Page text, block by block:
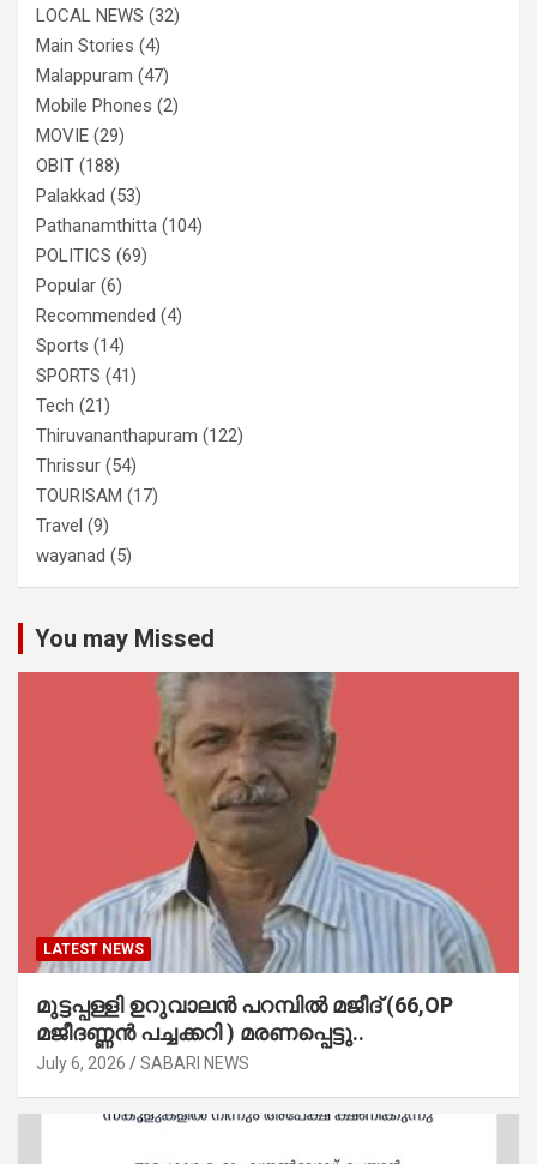
LOCAL NEWS (32)
Main Stories (4)
Malappuram (47)
Mobile Phones (2)
MOVIE (29)
OBIT (188)
Palakkad (53)
Pathanamthitta (104)
POLITICS (69)
Popular (6)
Recommended (4)
Sports (14)
SPORTS (41)
Tech (21)
Thiruvananthapuram (122)
Thrissur (54)
TOURISAM (17)
Travel (9)
wayanad (5)
You may Missed
LATEST NEWS
മുട്ടപ്പള്ളി ഉറുവാലൻ പറമ്പിൽ മജീദ് (66,OP
മജീദണ്ണൻ പച്ചക്കറി ) മരണപ്പെട്ടു..
July 6, 2026 SABARI NEWS